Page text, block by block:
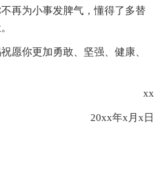
再为小事发脾气，懂得了多替
愿你更加勇敢、坚强、健康、
xx
20xx年x月x日